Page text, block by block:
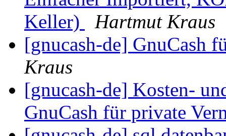
Keller)
Hartmut Kraus
[gnucash-de] GnuCash
Kraus
[gnucash-de] Kosten-
GnuCash für private